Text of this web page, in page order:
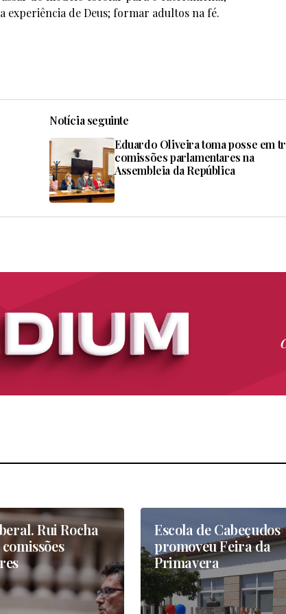
experiência de Deus; formar adultos na fé.
Notícia seguinte
Eduardo Oliveira toma posse em
comissões parlamentares na
Assembleia da República
Rui Rocha
Escola de Cabeçudos
promoveu Feira da
Primavera